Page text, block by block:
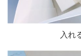
入れ